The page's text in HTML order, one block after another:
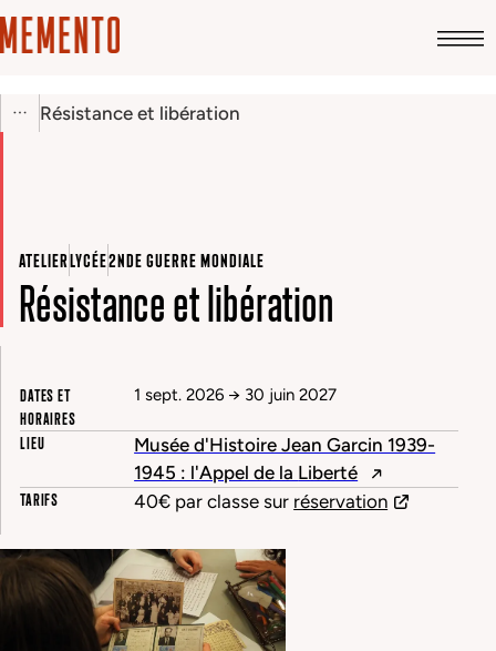
Résistance et libération
ATELIERLYCÉE2NDE GUERRE MONDIALE
Résistance et libération
DATES ET
HORAIRES
1 sept. 2026 → 30 juin 2027
LIEU
Musée d'Histoire Jean Garcin 1939-
1945 : l'Appel de la Liberté
TARIFS 40€ par classe sur réservation